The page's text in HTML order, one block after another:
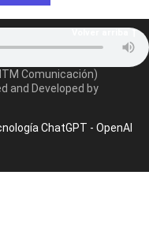
Comunicación)
and Developed by
ChatGPT - OpenAI